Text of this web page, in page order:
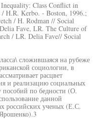
Class Conflict in
/ H.R. Kerbo. - Boston, 1996.;
/ H. Rodman // Social
Fave, LR. The Culture of
/ LR. Delia Fave// Social
сложившаяся на рубеже
социологии, в
расцвет
и реализацию социальных
по бедности (О.
данной
российских ученых (Е.С.